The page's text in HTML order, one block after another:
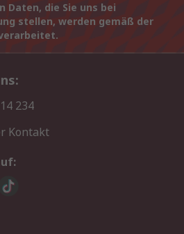
Daten, die Sie uns bei
stellen, werden gemäß der
234
Kontakt